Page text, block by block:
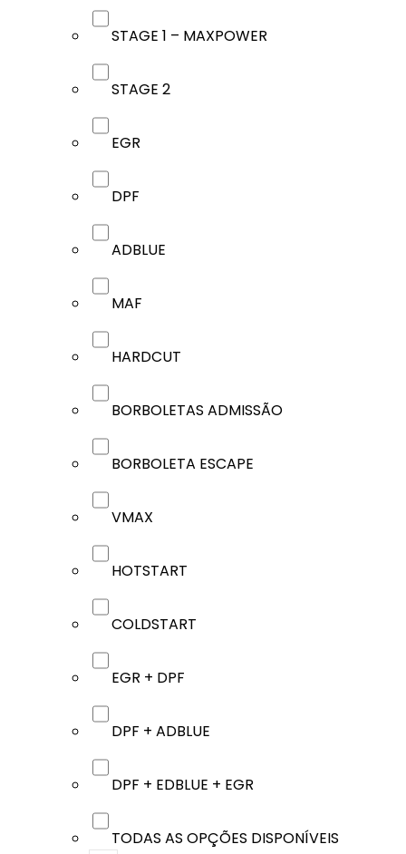
STAGE 1 – MAXPOWER
STAGE 2
EGR
DPF
ADBLUE
MAF
HARDCUT
BORBOLETAS ADMISSÃO
BORBOLETA ESCAPE
VMAX
HOTSTART
COLDSTART
EGR + DPF
DPF + ADBLUE
DPF + EDBLUE + EGR
TODAS AS OPÇÕES DISPONÍVEIS